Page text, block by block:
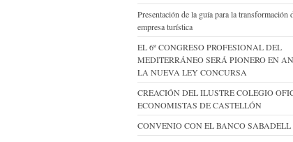
Presentación de la guía para la transformación
empresa turística
EL 6º CONGRESO PROFESIONAL DEL
MEDITERRÁNEO SERÁ PIONERO EN
LA NUEVA LEY CONCURSA
CREACIÓN DEL ILUSTRE COLEGIO
ECONOMISTAS DE CASTELLÓN
CONVENIO CON EL BANCO SABADELL